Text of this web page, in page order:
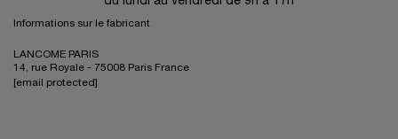
Informations sur le fabricant
LANCOME PARIS
14, rue Royale - 75008 Paris France
[email protected]